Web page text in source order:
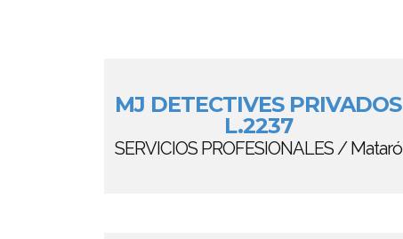
MJ DETECTIVES PRIVADOS
L.2237
SERVICIOS PROFESIONALES / Mataró